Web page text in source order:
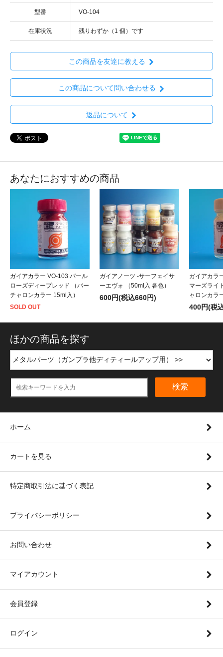
型番 VO-104
在庫状況 残りわずか（1 個）です
この商品を友達に教える
この商品について問い合わせる
返品について
あなたにおすすめの商品
ガイアカラー VO-103 パール
ローズディープレッド （バー
チャロンカラー 15ml入）
SOLD OUT
ガイアノーツ -サーフェイサ
ーエヴォ （50ml入 各色）
600円(税込660円)
ガイアカラ
マーズライ
ャロンカラ
400円(税
ほかの商品を探す
検索
ホーム
カートを見る
特定商取引法に基づく表記
プライバシーポリシー
お問い合わせ
マイアカウント
会員登録
ログイン